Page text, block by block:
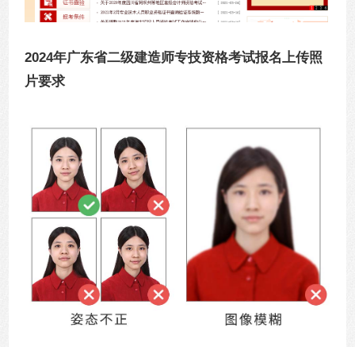
2024年广东省二级建造师专技资格考试报名上传照
片要求